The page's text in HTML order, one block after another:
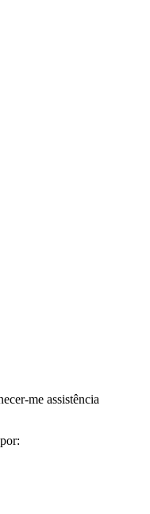
me assistência